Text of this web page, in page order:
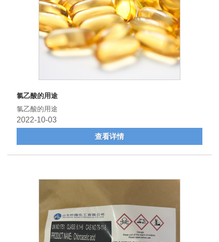
氯乙酸的用途
氯乙酸的用途
2022-10-03
查看详情